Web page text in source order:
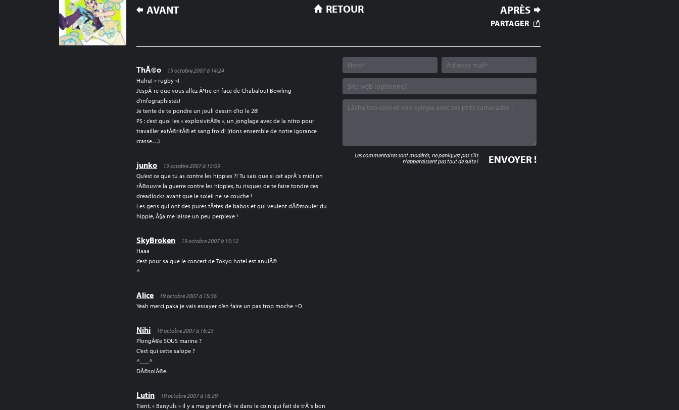
NAVIGATION
AVANT APRÈS
RETOUR
PARTAGER
ThÃ©o
19 octobre 2007 à 14:24
Huhu! « rugby »!
J’espÃ¨re que vous allez Ãªtre en face de Chabalou! Bowling
d’infographistes!
Je tente de te pondre un jouli dessin d’ici le 28!
PS : c’est quoi les « explosivitÃ©s », un jonglage avec de la nitro pour
travailler extÃ©ritÃ© et sang froid! (rions ensemble de notre igorance
crasse…)
junko
19 octobre 2007 à 15:09
Qu’est ce que tu as contre les hippies ?! Tu sais que si cet aprÃ¨s midi on
rÃ©ouvre la guerre contre les hippies, tu risques de te faire tondre ces
dreadlocks avant que le soleil ne se couche !
Les gens qui ont des pures tÃªtes de babos et qui veulent dÃ©mouler du
hippie, Ã§a me laisse un peu perplexe !
SkyBroken
19 octobre 2007 à 15:12
Haaa
c’est pour sa que le concert de Tokyo hotel est anulÃ©
^
Alice
19 octobre 2007 à 15:56
Yeah merci paka je vais essayer d’en faire un pas trop moche =D
Nihi
19 octobre 2007 à 16:23
PlongÃ©e SOUS marine ?
C’est qui cette salope ?
^___^
DÃ©solÃ©e.
Lutin
19 octobre 2007 à 16:29
Tient, « Banyuls » il y a ma grand mÃ¨re dans le coin qui fait de trÃ¨s bon
Les commentaires sont modérés, ne paniquez pas s'ils
n'apparaissent pas tout de suite !